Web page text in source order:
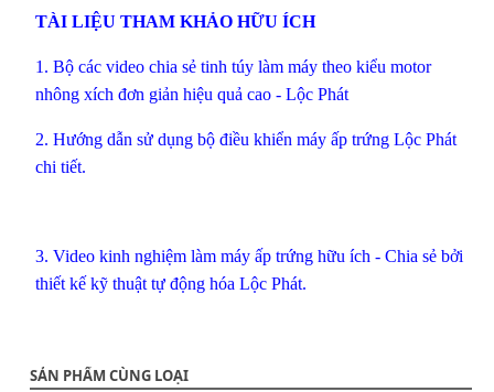
TÀI LIỆU THAM KHẢO HỮU ÍCH
1. Bộ các video chia sẻ tinh túy làm máy theo kiểu motor
nhông xích đơn giản hiệu quả cao - Lộc Phát
2. Hướng dẫn sử dụng bộ điều khiển máy ấp trứng Lộc Phát
chi tiết.
3. Video kinh nghiệm làm máy ấp trứng hữu ích - Chia sẻ bởi
thiết kế kỹ thuật tự động hóa Lộc Phát.
SẢN PHẨM CÙNG LOẠI